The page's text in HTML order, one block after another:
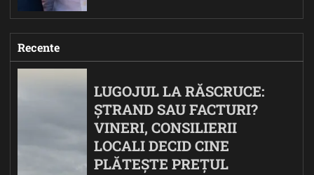
Recente
LUGOJUL LA RĂSCRUCE:
ȘTRAND SAU FACTURI?
VINERI, CONSILIERII
LOCALI DECID CINE
PLĂTEȘTE PREȚUL